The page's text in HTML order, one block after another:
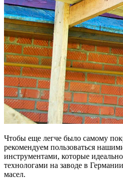
Чтобы еще легче было самому
рекомендуем пользоваться
инструментами, которые
технологами на заводе в
масел.